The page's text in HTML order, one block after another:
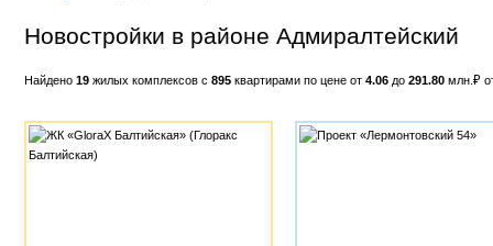
Новостройки в районе Адмиралтейский
Найдено19 жилых комплексов с895 квартирами по цене от4.06 до291.80 млн.₽